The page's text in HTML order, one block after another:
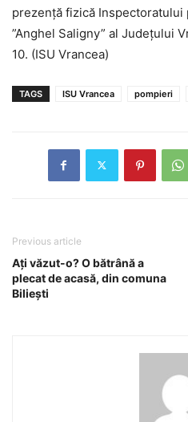
prezență fizică
”Anghel Saligny” al Județului
10. (ISU Vrancea)
TAGS ISU Vrancea pompieri
Previous article
Ați văzut-o? O bătrână a
plecat de acasă, din comuna
Biliești